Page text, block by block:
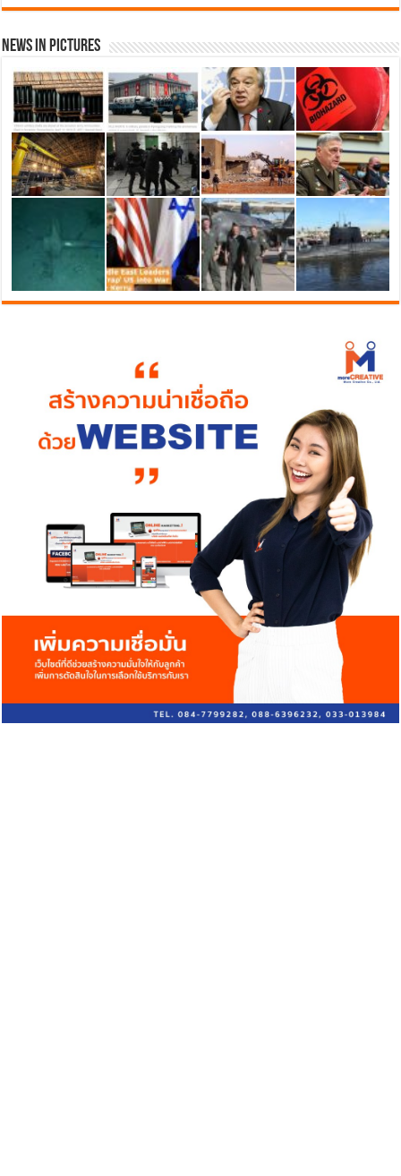
News in Pictures